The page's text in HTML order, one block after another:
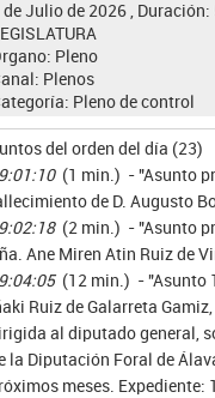
de Julio de 2026 , Duración:
Pleno
Plenos
Pleno de control
del orden del día (23)
(1 min.) - "Asunto
de D. Augusto
(2 min.) - "Asunto
Ane Miren Atin Ruiz de
(12 min.) - "Asunto
Ruiz de Galarreta
al diputado general,
la Diputación Foral de
meses.